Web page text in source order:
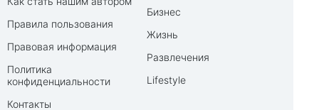
Правила пользования
Правовая информация
Политика
конфиденциальности
Контакты
Бизнес
Жизнь
Развлечения
Lifestyle